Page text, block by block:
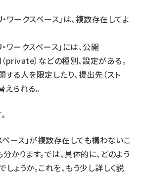
・ワークスペース」は、複数存在してよ
・ワークスペース」には、公開
（private）などの種別、設定がある。
する人を限定したり、提出先（スト
えられる。
ペース」が複数存在しても構わないこ
かります。では、具体的に、どのよう
ょうか。これを、もう少し詳しく説